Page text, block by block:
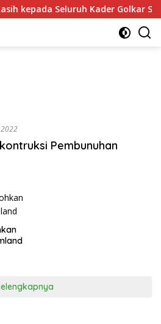
kepada Seluruh Kader Golkar
Pembunuhan